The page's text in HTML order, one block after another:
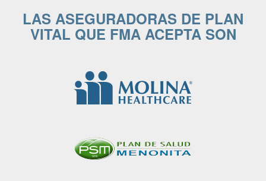
LAS ASEGURADORAS DE PLAN
VITAL QUE FMA ACEPTA SON